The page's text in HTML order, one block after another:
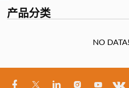
NO DATA!
产品分类